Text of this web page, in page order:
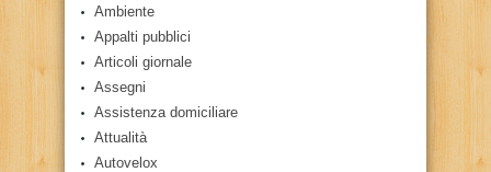
Ambiente
Appalti pubblici
Articoli giornale
Assegni
Assistenza domiciliare
Attualità
Autovelox